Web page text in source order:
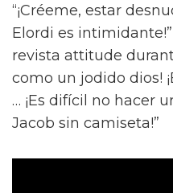
“¡Créeme, estar
Elordi es
revista attitude
como un jodido dios!
… ¡Es difícil no hacer
Jacob sin camiseta!”